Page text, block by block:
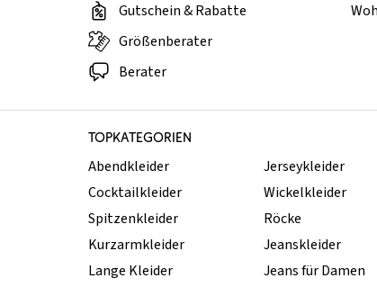
Gutschein & Rabatte
Größenberater
Berater
TOPKATEGORIEN
Abendkleider
Cocktailkleider
Spitzenkleider
Kurzarmkleider
Lange Kleider
Jerseykleider
Wickelkleider
Röcke
Jeanskleider
Jeans für Damen